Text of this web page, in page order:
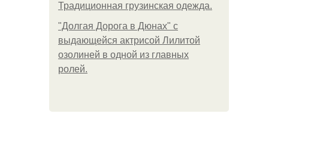
Традиционная грузинская одежда.
"Долгая Дорога в Дюнах" с
выдающейся актрисой Лилитой
озолиней в одной из главных
ролей.